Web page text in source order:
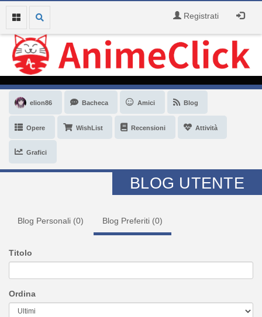
Registrati
elion86 Bacheca Amici Blog
Opere WishList Recensioni Attività
Grafici
BLOG UTENTE
Blog Personali (0) Blog Preferiti (0)
Titolo
Ordina